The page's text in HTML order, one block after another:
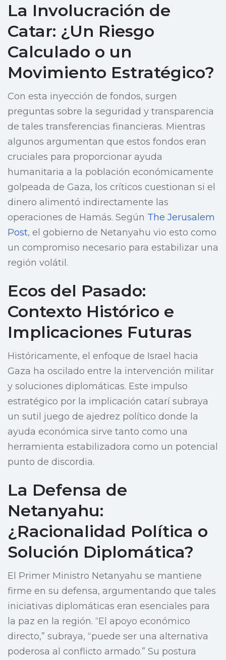
La Involucración de
Catar: ¿Un Riesgo
Calculado o un
Movimiento Estratégico?
Con esta inyección de fondos, surgen
preguntas sobre la seguridad y transparencia
de tales transferencias financieras. Mientras
algunos argumentan que estos fondos eran
cruciales para proporcionar ayuda
humanitaria a la población económicamente
golpeada de Gaza, los críticos cuestionan si el
dinero alimentó indirectamente las
operaciones de Hamás. Según The Jerusalem
Post, el gobierno de Netanyahu vio esto como
un compromiso necesario para estabilizar una
región volátil.
Ecos del Pasado:
Contexto Histórico e
Implicaciones Futuras
Históricamente, el enfoque de Israel hacia
Gaza ha oscilado entre la intervención militar
y soluciones diplomáticas. Este impulso
estratégico por la implicación catarí subraya
un sutil juego de ajedrez político donde la
ayuda económica sirve tanto como una
herramienta estabilizadora como un potencial
punto de discordia.
La Defensa de
Netanyahu:
¿Racionalidad Política o
Solución Diplomática?
El Primer Ministro Netanyahu se mantiene
firme en su defensa, argumentando que tales
iniciativas diplomáticas eran esenciales para
la paz en la región. “El apoyo económico
directo,” subraya, “puede ser una alternativa
poderosa al conflicto armado.” Su postura